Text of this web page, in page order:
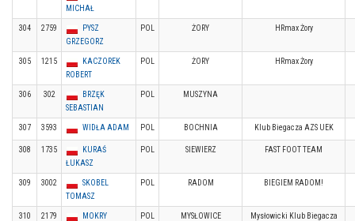
MICHAŁ
304 2759
PYSZ
GRZEGORZ
POL ŻORY HRmax Żory
305 1215
KACZOREK
ROBERT
POL ŻORY HRmax Żory
306 302
BRZĘK
SEBASTIAN
POL MUSZYNA
307 3593 WIDŁA ADAM POL BOCHNIA Klub Biegacza AZS UEK
308 1735
KURAŚ
ŁUKASZ
POL SIEWIERZ FAST FOOT TEAM
309 3002
SKOBEL
TOMASZ
POL RADOM BIEGIEM RADOM!
310 2179
MOKRY
POL MYSŁOWICE
Mysłowicki Klub Biegacza